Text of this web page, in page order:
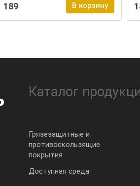
189 В корзину
Каталог
Грязезащитные и
противоскользящие
покрытия
Доступная среда